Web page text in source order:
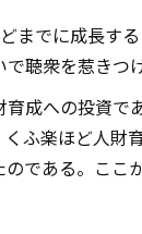
までに成長す
聴衆を惹きつ
育成への投資
ふ楽ほど人
である。ここ